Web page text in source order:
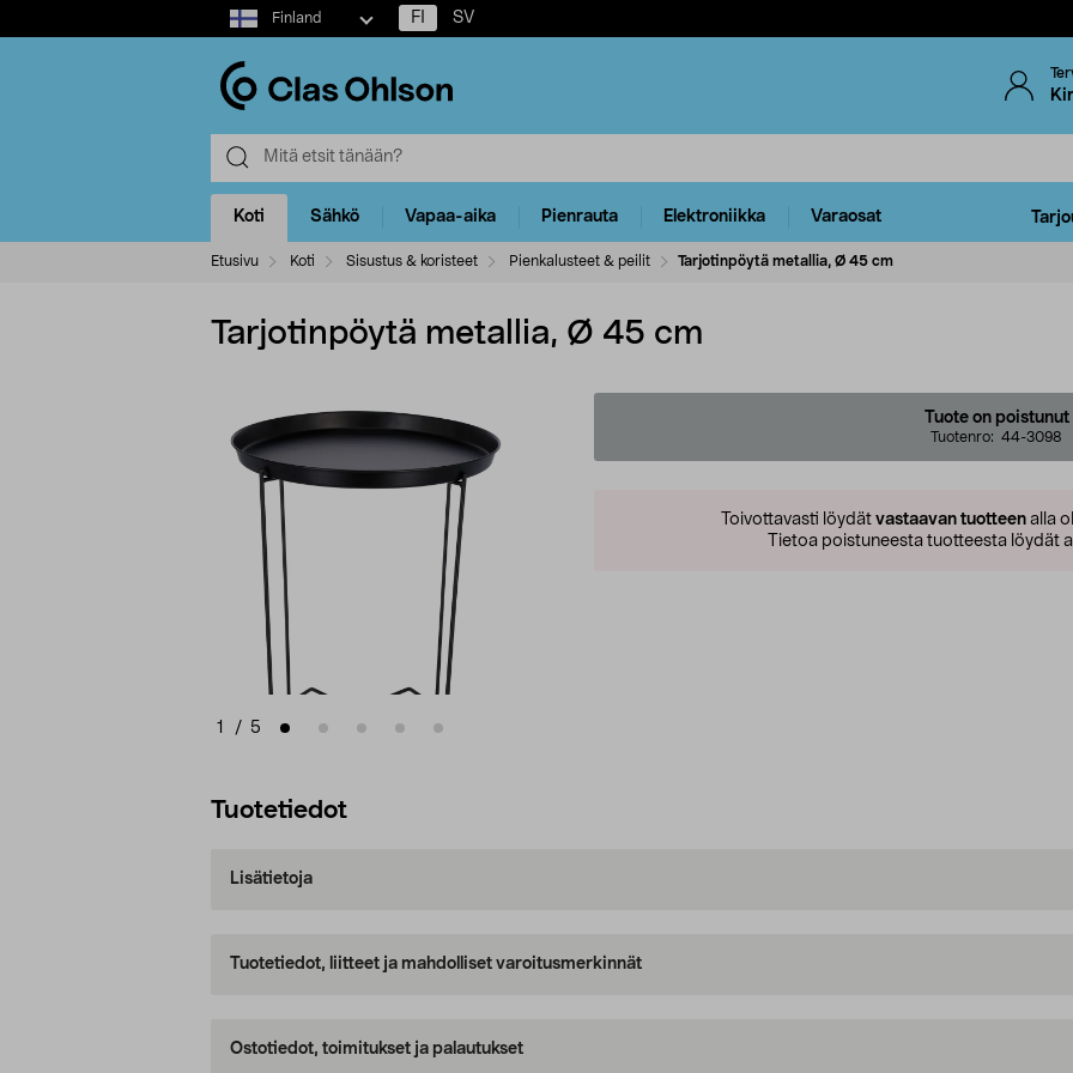
Select
market
Finland FI SV
Koti Sähkö Vapaa-aika Pienrauta Elektroniikka Varaosat
Etusivu Koti Sisustus & koristeet Pienkalusteet & peilit Tarjotinpöytä metallia, Ø 45 cm
Tarjotinpöytä metallia, Ø 45 cm
1 / 5
Tuote on poistunut
Tuotenro: 44-3098
Toivottavasti löydät vastaavan tuotteen alla
Tietoa poistuneesta tuotteesta löydät
Tuotetiedot
Lisätietoja
Tuotetiedot, liitteet ja mahdolliset varoitusmerkinnät
Ostotiedot, toimitukset ja palautukset